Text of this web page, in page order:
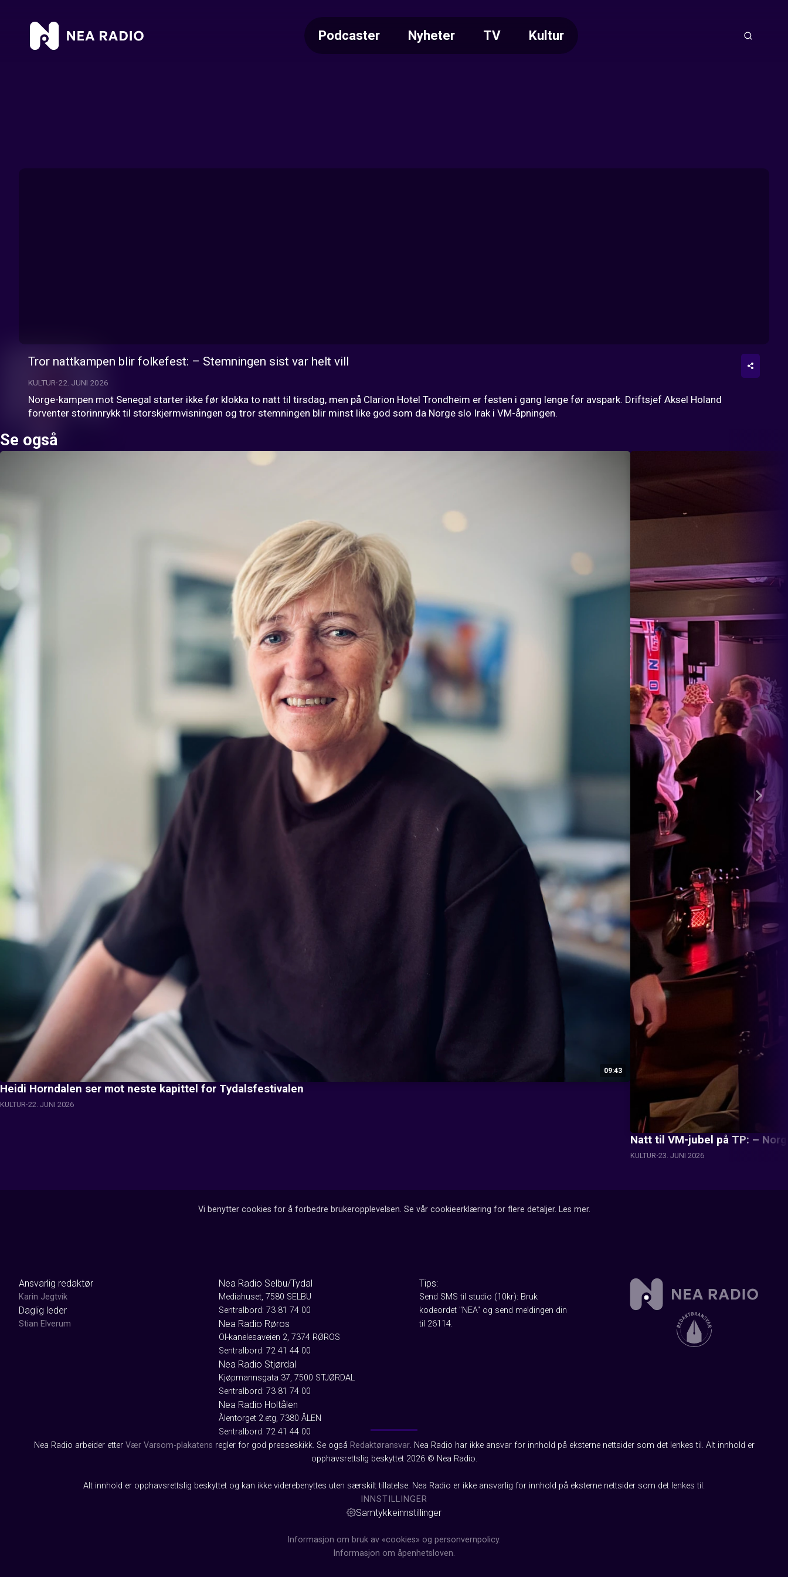
Podcaster Nyheter TV Kultur
Tror nattkampen blir folkefest: – Stemningen sist var helt vill
KULTUR 22. JUNI 2026
Norge-kampen mot Senegal starter ikke før klokka to natt til tirsdag, men på Clarion Hotel Trondheim er festen i gang lenge før avspark. Driftsjef Aksel Holand
forventer storinnrykk til storskjermvisningen og tror stemningen blir minst like god som da Norge slo Irak i VM-åpningen.
Se også
09:43
Heidi Horndalen ser mot neste kapittel for Tydalsfestivalen
KULTUR 22. JUNI 2026
Natt til VM-jubel på TP: –
KULTUR 23. JUNI 2026
Vi benytter cookies for å forbedre brukeropplevelsen. Se vår cookieerklæring for flere detaljer. Les mer.
Ansvarlig redaktør
Karin Jegtvik
Daglig leder
Stian Elverum
Nea Radio Selbu/Tydal
Mediahuset, 7580 SELBU
Sentralbord: 73 81 74 00
Nea Radio Røros
Ol-kanelesaveien 2, 7374 RØROS
Sentralbord: 72 41 44 00
Nea Radio Stjørdal
Kjøpmannsgata 37, 7500 STJØRDAL
Sentralbord: 73 81 74 00
Nea Radio Holtålen
Ålentorget 2.etg, 7380 ÅLEN
Sentralbord: 72 41 44 00
Tips:
Send SMS til studio (10kr): Bruk
kodeordet "NEA" og send meldingen din
til 26114.
Nea Radio arbeider etter Vær Varsom-plakatens regler for god presseskikk. Se også Redaktøransvar. Nea Radio har ikke ansvar for innhold på eksterne nettsider som det lenkes til. Alt innhold er
opphavsrettslig beskyttet 2026 © Nea Radio.
Alt innhold er opphavsrettslig beskyttet og kan ikke viderebenyttes uten særskilt tillatelse. Nea Radio er ikke ansvarlig for innhold på eksterne nettsider som det lenkes til.
INNSTILLINGER
Samtykkeinnstillinger
Informasjon om bruk av «cookies» og personvernpolicy.
Informasjon om åpenhetsloven.